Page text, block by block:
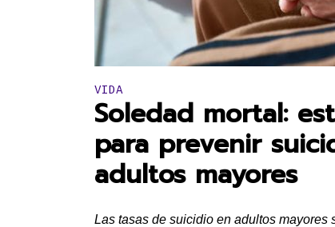
Publicado en:
VIDA
Soledad mortal:
para prevenir
adultos mayores
Las tasas de suicidio en adultos mayores